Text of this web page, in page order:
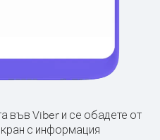
във Viber и се обадете от
с информация